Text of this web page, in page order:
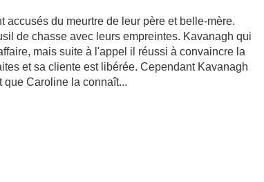
accusés du meurtre de leur père et belle-mère.
de chasse avec leurs empreintes. Kavanagh qui
mais suite à l'appel il réussi à convaincre la
et sa cliente est libérée. Cependant Kavanagh
que Caroline la connaît...